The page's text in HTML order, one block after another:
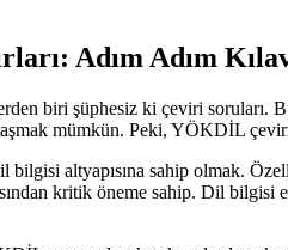
Adım Adım
biri şüphesiz ki çeviri
mümkün. Peki, YÖKDİL
bilgisi altyapısına sahip olmak.
kritik öneme sahip. Dil